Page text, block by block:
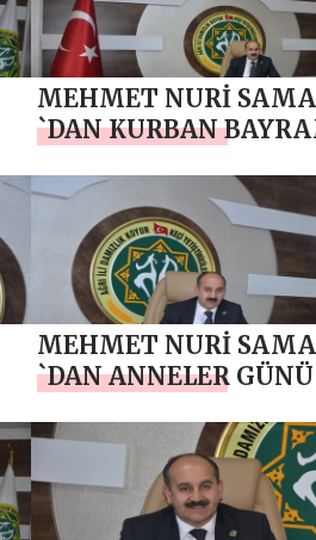
MEHMET NURİ
`DAN KURBAN
MEHMET NURİ
`DAN ANNELER